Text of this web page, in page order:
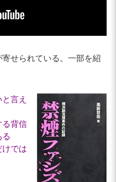
せられている。一部を紹
言え
る背信
る
では